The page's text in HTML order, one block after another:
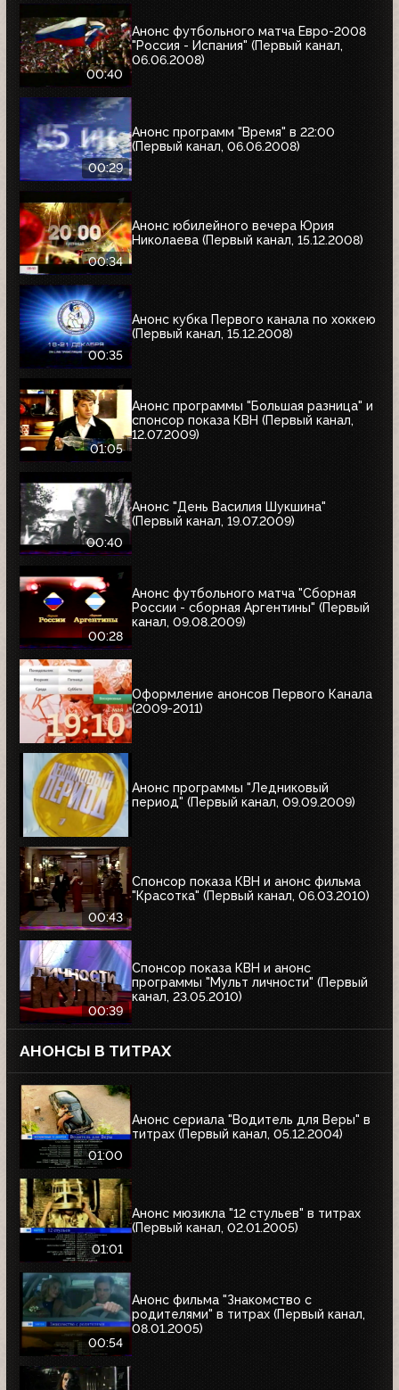
00:40
Анонс футбольного матча Евро-2008
"Россия - Испания" (Первый канал,
06.06.2008)
00:29
Анонс программ "Время" в 22:00
(Первый канал, 06.06.2008)
00:34
Анонс юбилейного вечера Юрия
Николаева (Первый канал, 15.12.2008)
00:35
Анонс кубка Первого канала по хоккею
(Первый канал, 15.12.2008)
01:05
Анонс программы "Большая разница" и
спонсор показа КВН (Первый канал,
12.07.2009)
00:40
Анонс "День Василия Шукшина"
(Первый канал, 19.07.2009)
00:28
Анонс футбольного матча "Сборная
России - сборная Аргентины" (Первый
канал, 09.08.2009)
Оформление анонсов Первого Канала
(2009-2011)
Анонс программы "Ледниковый
период" (Первый канал, 09.09.2009)
00:43
Спонсор показа КВН и анонс фильма
"Красотка" (Первый канал, 06.03.2010)
00:39
Спонсор показа КВН и анонс
программы "Мульт личности" (Первый
канал, 23.05.2010)
АНОНСЫ В ТИТРАХ
01:00
Анонс сериала "Водитель для Веры" в
титрах (Первый канал, 05.12.2004)
01:01
Анонс мюзикла "12 стульев" в титрах
(Первый канал, 02.01.2005)
00:54
Анонс фильма "Знакомство с
родителями" в титрах (Первый канал,
08.01.2005)